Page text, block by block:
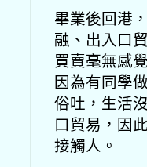
畢業後回港
融、出入口
買賣毫無感
因為有同學
俗吐，生活
口貿易，因
接觸人。